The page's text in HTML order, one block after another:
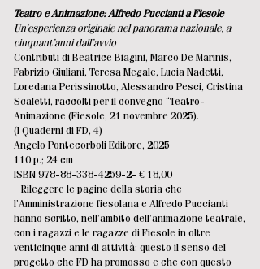
Teatro e Animazione: Alfredo Puccianti a Fiesole
Un’esperienza originale nel panorama nazionale, a
cinquant’anni dall’avvio
Contributi di Beatrice Biagini, Marco De Marinis,
Fabrizio Giuliani, Teresa Megale, Lucia Nadetti,
Loredana Perissinotto, Alessandro Pesci, Cristina
Scaletti, raccolti per il convegno “Teatro-
Animazione (Fiesole, 21 novembre 2025).
(I Quaderni di FD, 4)
Angelo Pontecorboli Editore, 2025
110 p.; 24 cm
ISBN978-88-338-4259-2- € 18,00
Rileggere le pagine della storia che
l’Amministrazione fiesolana e Alfredo Puccianti
hanno scritto, nell’ambito dell’animazione teatrale,
con i ragazzi e le ragazze di Fiesole in oltre
venticinque anni di attività: questo il senso del
progetto che FD ha promosso e che con questo